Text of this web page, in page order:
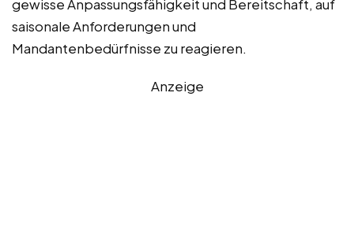
gewisse Anpassungsfähigkeit und Bereitschaft, auf
saisonale Anforderungen und
Mandantenbedürfnisse zu reagieren.
Anzeige